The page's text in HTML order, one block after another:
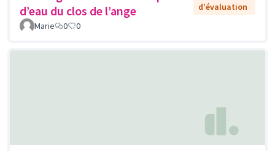
d’eau du clos de l’ange
d'évaluation
Marie
0 0